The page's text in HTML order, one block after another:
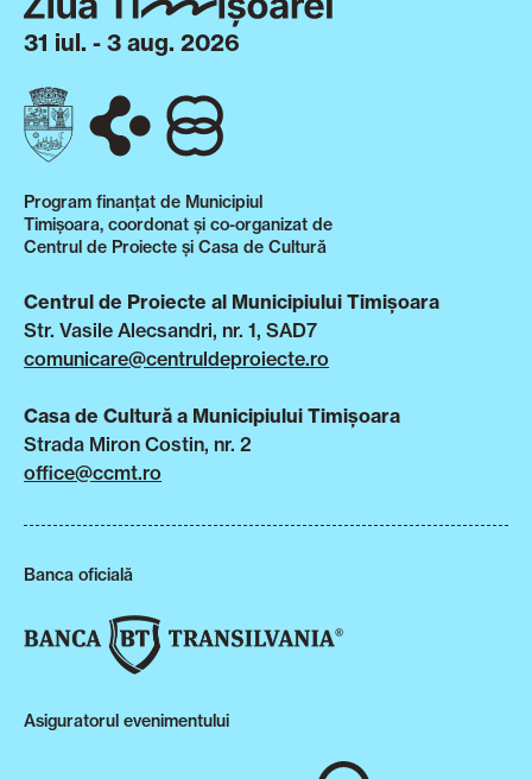
31 iul. - 3 aug. 2026
Program finanțat de Municipiul
Timișoara, coordonat și co-organizat de
Centrul de Proiecte și Casa de Cultură
Centrul de Proiecte al Municipiului Timișoara
Str. Vasile Alecsandri, nr. 1, SAD7
comunicare@centruldeproiecte.ro
Casa de Cultură a Municipiului Timișoara
Strada Miron Costin, nr. 2
office@ccmt.ro
Banca oficială
Asiguratorul evenimentului